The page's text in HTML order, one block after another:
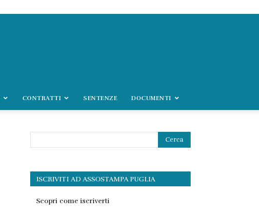
CONTRATTI SENTENZE DOCUMENTI
ISCRIVITI AD ASSOSTAMPA PUGLIA
Scopri come iscriverti